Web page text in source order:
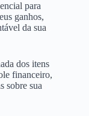
para
ganhos,
da sua
dos itens
financeiro,
sobre sua